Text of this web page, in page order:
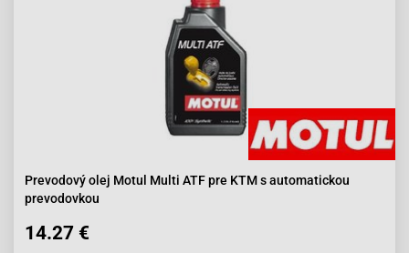
Prevodový olej Motul Multi ATF pre KTM s automatickou
prevodovkou
14.27 €